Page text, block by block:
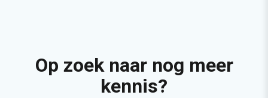
Op zoek naar nog meer
kennis?